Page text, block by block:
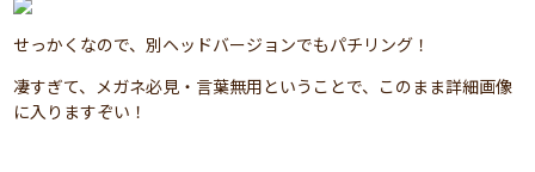
せっかくなので、別ヘッドバージョンでもパチリング！
凄すぎて、メガネ必見・言葉無用ということで、このまま詳細画像
に入りますぞい！